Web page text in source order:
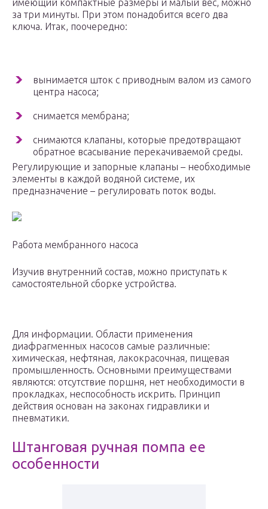
имеющий компактные размеры и малый вес, можно
за три минуты. При этом понадобится всего два
ключа. Итак, поочередно:
вынимается шток с приводным валом из самого
центра насоса;
снимается мембрана;
снимаются клапаны, которые предотвращают
обратное всасывание перекачиваемой среды.
Регулирующие и запорные клапаны – необходимые
элементы в каждой водяной системе, их
предназначение – регулировать поток воды.
Работа мембранного насоса
Изучив внутренний состав, можно приступать к
самостоятельной сборке устройства.
Для информации. Области применения
диафрагменных насосов самые различные:
химическая, нефтяная, лакокрасочная, пищевая
промышленность. Основными преимуществами
являются: отсутствие поршня, нет необходимости в
прокладках, неспособность искрить. Принцип
действия основан на законах гидравлики и
пневматики.
Штанговая ручная помпа ее
особенности